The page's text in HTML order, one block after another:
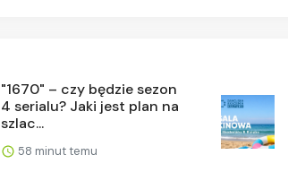
"1670" – czy będzie sezon
4 serialu? Jaki jest plan na
szlac...
58 minut temu